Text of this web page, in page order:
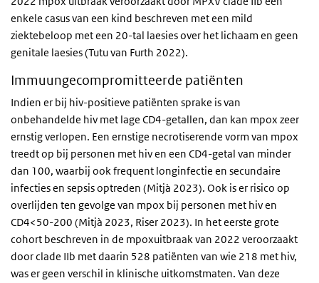
enkele casus van een kind beschreven met een mild
ziektebeloop met een 20-tal laesies over het lichaam en geen
genitale laesies (Tutu van Furth 2022).
Immuungecompromitteerde patiënten
Indien er bij hiv-positieve patiënten sprake is van
onbehandelde hiv met lage CD4-getallen, dan kan mpox zeer
ernstig verlopen. Een ernstige necrotiserende vorm van mpox
treedt op bij personen met hiv en een CD4-getal van minder
dan 100, waarbij ook frequent longinfectie en secundaire
infecties en sepsis optreden (Mitjà 2023). Ook is er risico op
overlijden ten gevolge van mpox bij personen met hiv en
CD4<50-200 (Mitjà 2023, Riser 2023). In het eerste grote
cohort beschreven in de mpoxuitbraak van 2022 veroorzaakt
door clade IIb met daarin 528 patiënten van wie 218 met hiv,
was er geen verschil in klinische uitkomstmaten. Van deze